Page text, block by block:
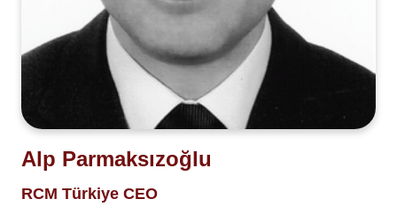
Alp Parmaksızoğlu
RCM Türkiye CEO